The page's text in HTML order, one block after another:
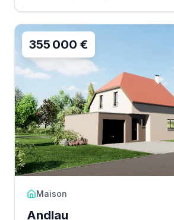
355 000 €
Maison
Andlau